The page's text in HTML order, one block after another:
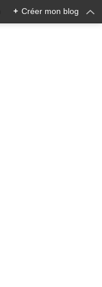
+ Créer mon blog